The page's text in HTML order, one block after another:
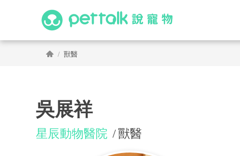
獸醫
吳展祥
星辰動物醫院 獸醫